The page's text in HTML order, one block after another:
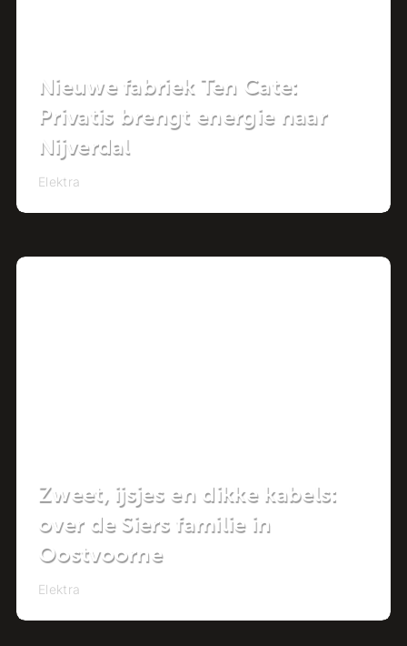
Nieuwe fabriek Ten Cate:
Privatis brengt energie naar
Nijverdal
Elektra
Zweet, ijsjes en dikke kabels:
over de Siers familie in
Oostvoorne
Elektra